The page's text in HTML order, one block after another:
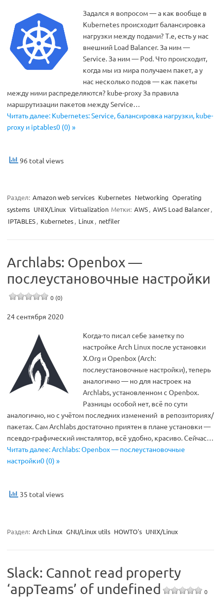
Задался я вопросом — а как вообще в
Kubernetes происходит балансировка
нагрузки между подами? Т.е, есть у нас
внешний Load Balancer. За ним —
Service. За ним — Pod. Что происходит,
когда мы из мира получаем пакет, а у
нас несколько подов — как пакеты
между ними распределяются? kube-proxy За правила
маршрутизации пакетов между Service…
Читать далее: Kubernetes: Service, балансировка нагрузки, kube-
proxy и iptables0 (0) »
96 total views
Раздел: Amazon web services Kubernetes Networking Operating
systems UNIX/Linux Virtualization Метки: AWS, AWS Load Balancer,
IPTABLES, Kubernetes, Linux , netfiler
Archlabs: Openbox —
послеустановочные настройки
0 (0)
24 сентября 2020
Когда-то писал себе заметку по
настройке Arch Linux после установки
X.Org и Openbox (Arch:
послеустановочные настройки), теперь
аналогично — но для настроек на
Archlabs, установленном с Openbox.
Разницы особой нет, всё по сути
аналогично, но с учётом последних изменений в репозиториях/
пакетах. Сам Archlabs достаточно приятен в плане установки —
псевдо-графический инсталятор, всё удобно, красиво. Сейчас…
Читать далее: Archlabs: Openbox — послеустановочные
настройки0 (0) »
35 total views
Раздел: Arch Linux GNU/Linux utils HOWTO's UNIX/Linux
Slack: Cannot read property
‘appTeams’ of undefined
0